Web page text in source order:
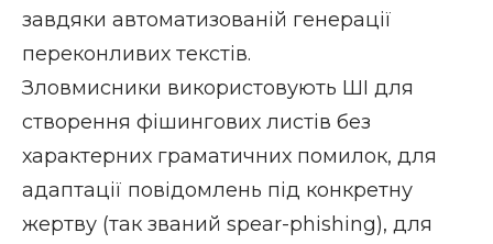
завдяки автоматизованій генерації
переконливих текстів.
Зловмисники використовують ШІ для
створення фішингових листів без
характерних граматичних помилок, для
адаптації повідомлень під конкретну
жертву (так званий spear-phishing), для